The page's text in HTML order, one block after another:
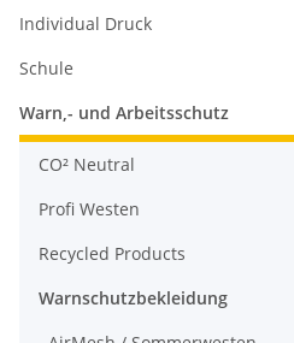
Individual Druck
Schule
Warn,- und Arbeitsschutz
CO² Neutral
Profi Westen
Recycled Products
Warnschutzbekleidung